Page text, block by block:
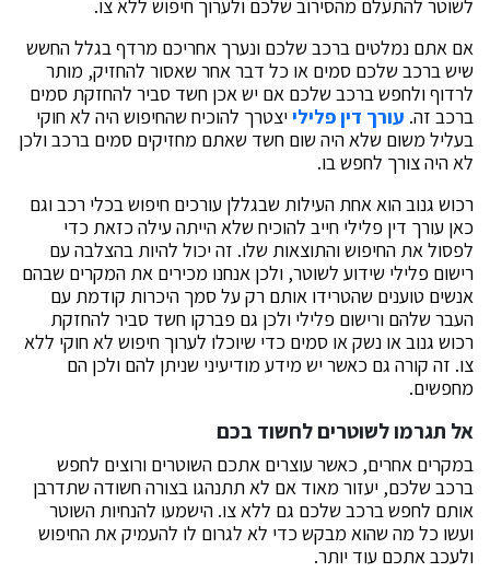
לשוטר להתעלם מהסירוב שלכם ולערוך חיפוש ללא צו.
אם אתם נמלטים ברכב שלכם ונערך אחריכם מרדף בגלל החשש
שיש ברכב שלכם סמים או כל דבר אחר שאסור להחזיק, מותר
לרדוף ולחפש ברכב שלכם אם יש אכן חשד סביר להחזקת סמים
ברכב זה. עורך דין פלילייצטרך להוכיח שהחיפוש היה לא חוקי
בעליל משום שלא היה שום חשד שאתם מחזיקים סמים ברכב ולכן
לא היה צורך לחפש בו.
רכוש גנוב הוא אחת העילות שבגללן עורכים חיפוש בכלי רכב וגם
כאן עורך דין פלילי חייב להוכיח שלא הייתה עילה כזאת כדי
לפסול את החיפוש והתוצאות שלו. זה יכול להיות בהצלבה עם
רישום פלילי שידוע לשוטר, ולכן אנחנו מכירים את המקרים שבהם
אנשים טוענים שהטרידו אותם רק על סמך היכרות קודמת עם
העבר שלהם ורישום פלילי ולכן גם פברקו חשד סביר להחזקת
רכוש גנוב או נשק או סמים כדי שיוכלו לערוך חיפוש לא חוקי ללא
צו. זה קורה גם כאשר יש מידע מודיעיני שניתן להם ולכן הם
מחפשים.
אל תגרמו לשוטרים לחשוד בכם
במקרים אחרים, כאשר עוצרים אתכם השוטרים ורוצים לחפש
ברכב שלכם, יעזור מאוד אם לא תתנהגו בצורה חשודה שתדרבן
אותם לחפש ברכב שלכם גם ללא צו. הישמעו להנחיות השוטר
ועשו כל מה שהוא מבקש כדי לא לגרום לו להעמיק את החיפוש
ולעכב אתכם עוד יותר.